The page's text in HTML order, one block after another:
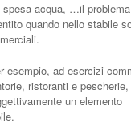
spesa acqua, …il
quando nello stabile
esempio, ad esercizi
ristoranti e
un elemento